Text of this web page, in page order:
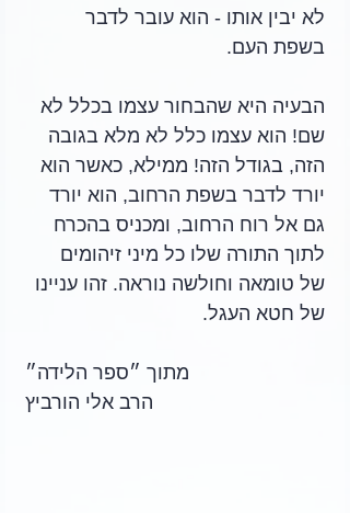
לא יבין אותו - הוא עובר לדבר
בשפת העם.
הבעיה היא שהבחור עצמו בכלל לא
שם! הוא עצמו כלל לא מלא בגובה
הזה, בגודל הזה! ממילא, כאשר הוא
יורד לדבר בשפת הרחוב, הוא יורד
גם אל רוח הרחוב, ומכניס בהכרח
לתוך התורה שלו כל מיני זיהומים
של טומאה וחולשה נוראה. זהו עניינו
של חטא העגל.
מתוך ״ספר הלידה״
הרב אלי הורביץ